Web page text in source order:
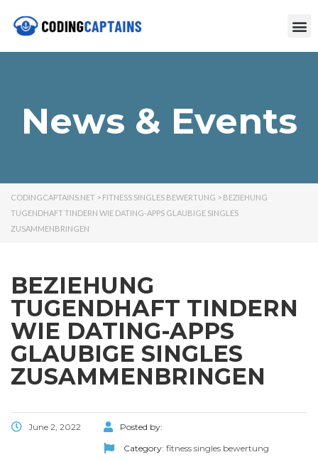
News & Events
CODINGCAPTAINS.NET > FITNESS SINGLES BEWERTUNG > BEZIEHUNG
TUGENDHAFT TINDERN WIE DATING-APPS GLAUBIGE SINGLES
ZUSAMMENBRINGEN
BEZIEHUNG
TUGENDHAFT TINDERN
WIE DATING-APPS
GLAUBIGE SINGLES
ZUSAMMENBRINGEN
June 2, 2022
Posted by:
Category: fitness singles bewertung